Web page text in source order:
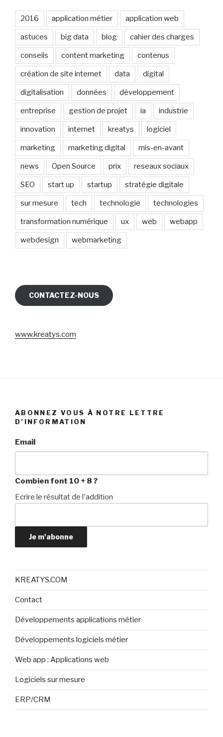
2016 application métier application web
astuces big data blog cahier des charges
conseils content marketing contenus
création de site internet data digital
digitalisation données développement
entreprise gestion de projet ia industrie
innovation internet kreatys logiciel
marketing marketing digital mis-en-avant
news Open Source prix reseaux sociaux
SEO start up startup stratégie digitale
sur mesure tech technologie technologies
transformation numérique ux web webapp
webdesign webmarketing
CONTACTEZ-NOUS
www.kreatys.com
ABONNEZ VOUS À NOTRE LETTRE
D’INFORMATION
Email
Combien font 10 + 8 ?
Ecrire le résultat de l'addition
Je m'abonne
KREATYS.COM
Contact
Développements applications métier
Développements logiciels métier
Web app : Applications web
Logiciels sur mesure
ERP/CRM